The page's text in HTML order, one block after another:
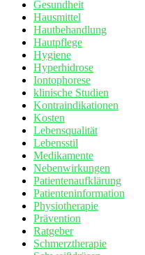
Gesundheit
Hausmittel
Hautbehandlung
Hautpflege
Hygiene
Hyperhidrose
Iontophorese
klinische Studien
Kontraindikationen
Kosten
Lebensqualität
Lebensstil
Medikamente
Nebenwirkungen
Patientenaufklärung
Patienteninformation
Physiotherapie
Prävention
Ratgeber
Schmerztherapie